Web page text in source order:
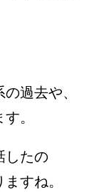
過去や、
。
したの
すね。